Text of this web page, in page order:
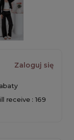
Zaloguj się
receive : 169